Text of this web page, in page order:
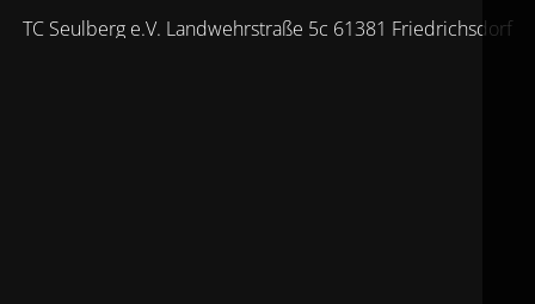
TC Seulberg e.V. Landwehrstraße 5c 61381 Friedrichsdorf